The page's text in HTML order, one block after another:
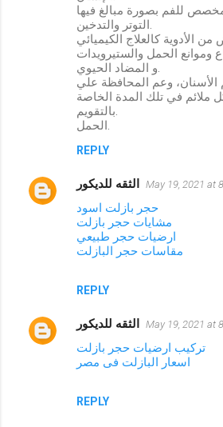
الأدوية كالعلاج الكيميائي
وموانع الحمل والستيرويدات
الأسنان، وعم المحافظة علي
ملائم في تلك المدة الخاصة
REPLY
الثقه للديكور May 19, 2021 at
حجر بازلت اسود
مشايات حجر بازلت
ارضيات حجر طبيعي
مقاسات حجر البازلت
REPLY
الثقه للديكور May 19, 2021 at
تركيب ارضيات حجر بازلت
اسعار البازلت فى مصر
REPLY